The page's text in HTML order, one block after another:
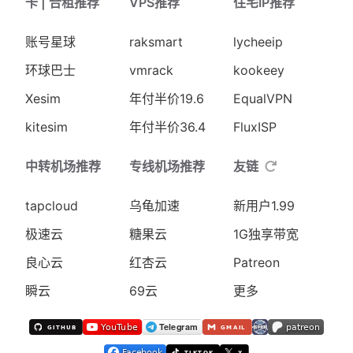
账号星球
环球巴士
Xesim
kitesim
raksmart
vmrack
年付半价19.6
年付半价36.4
lycheeip
kookeey
EqualVPN
FluxISP
中转机场推荐
tapcloud
极速云
良心云
瞬云
专线机场推荐
乌龟加速
糖果云
红杏云
69云
友链
新用户1.99
1G独享带宽
Patreon
更多